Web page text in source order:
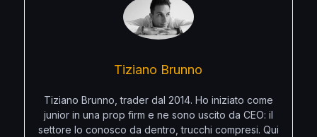
Tiziano Brunno
Tiziano Brunno, trader dal 2014. Ho iniziato come
junior in una prop firm e ne sono uscito da CEO: il
settore lo conosco da dentro, trucchi compresi. Qui